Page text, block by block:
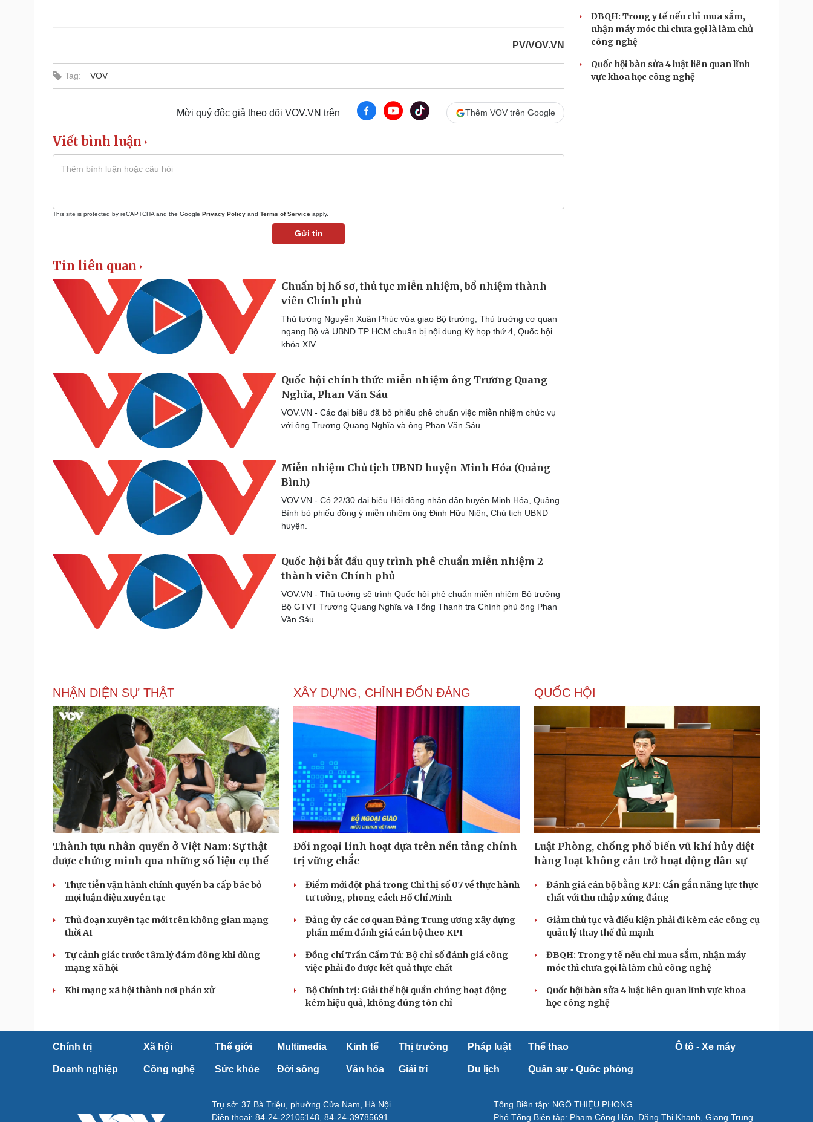
PV/VOV.VN
Tag: VOV
Mời quý độc giả theo dõi VOV.VN trên Thêm VOV trên Google
Viết bình luận
This site is protected by reCAPTCHA and the Google Privacy Policy and Terms of Service apply.
Gửi tin
Tin liên quan
Chuẩn bị hồ sơ, thủ tục miễn nhiệm, bổ nhiệm thành
viên Chính phủ
Thủ tướng Nguyễn Xuân Phúc vừa giao Bộ trưởng, Thủ trưởng cơ quan
ngang Bộ và UBND TP HCM chuẩn bị nội dung Kỳ họp thứ 4, Quốc hội
khóa XIV.
Quốc hội chính thức miễn nhiệm ông Trương Quang
Nghĩa, Phan Văn Sáu
VOV.VN - Các đại biểu đã bỏ phiếu phê chuẩn việc miễn nhiệm chức vụ
với ông Trương Quang Nghĩa và ông Phan Văn Sáu.
Miễn nhiệm Chủ tịch UBND huyện Minh Hóa (Quảng
Bình)
VOV.VN - Có 22/30 đại biểu Hội đồng nhân dân huyện Minh Hóa, Quảng
Bình bỏ phiếu đồng ý miễn nhiệm ông Đinh Hữu Niên, Chủ tịch UBND
huyện.
Quốc hội bắt đầu quy trình phê chuẩn miễn nhiệm 2
thành viên Chính phủ
VOV.VN - Thủ tướng sẽ trình Quốc hội phê chuẩn miễn nhiệm Bộ trưởng
Bộ GTVT Trương Quang Nghĩa và Tổng Thanh tra Chính phủ ông Phan
Văn Sáu.
ĐBQH: Trong y tế nếu chỉ mua sắm,
nhận máy móc thì chưa gọi là làm chủ
công nghệ
Quốc hội bàn sửa 4 luật liên quan lĩnh
vực khoa học công nghệ
NHẬN DIỆN SỰ THẬT
Thành tựu nhân quyền ở Việt Nam: Sự thật
được chứng minh qua những số liệu cụ thể
Thực tiễn vận hành chính quyền ba cấp bác bỏ
mọi luận điệu xuyên tạc
Thủ đoạn xuyên tạc mới trên không gian mạng
thời AI
Tự cảnh giác trước tâm lý đám đông khi dùng
mạng xã hội
Khi mạng xã hội thành nơi phán xử
XÂY DỰNG, CHỈNH ĐỐN ĐẢNG
Đối ngoại linh hoạt dựa trên nền tảng chính
trị vững chắc
Điểm mới đột phá trong Chỉ thị số 07 về thực hành
tư tưởng, phong cách Hồ Chí Minh
Đảng ủy các cơ quan Đảng Trung ương xây dựng
phần mềm đánh giá cán bộ theo KPI
Đồng chí Trần Cẩm Tú: Bộ chỉ số đánh giá công
việc phải đo được kết quả thực chất
Bộ Chính trị: Giải thể hội quần chúng hoạt động
kém hiệu quả, không đúng tôn chỉ
QUỐC HỘI
Luật Phòng, chống phổ biến vũ khí hủy diệt
hàng loạt không cản trở hoạt động dân sự
Đánh giá cán bộ bằng KPI: Cần gắn năng lực thực
chất với thu nhập xứng đáng
Giảm thủ tục và điều kiện phải đi kèm các công cụ
quản lý thay thế đủ mạnh
ĐBQH: Trong y tế nếu chỉ mua sắm, nhận máy
móc thì chưa gọi là làm chủ công nghệ
Quốc hội bàn sửa 4 luật liên quan lĩnh vực khoa
học công nghệ
Chính trị Xã hội Thế giới Multimedia Kinh tế Thị trường Pháp luật Thể thao Ô tô - Xe máy
Doanh nghiệp Công nghệ Sức khỏe Đời sống Văn hóa Giải trí Du lịch Quân sự - Quốc phòng
Trụ sở: 37 Bà Triệu, phường Cửa Nam, Hà Nội
Điện thoại: 84-24-22105148, 84-24-39785691
Tổng Biên tập: NGÔ THIỆU PHONG
Phó Tổng Biên tập: Phạm Công Hân, Đặng Thị Khanh, Giang Trung